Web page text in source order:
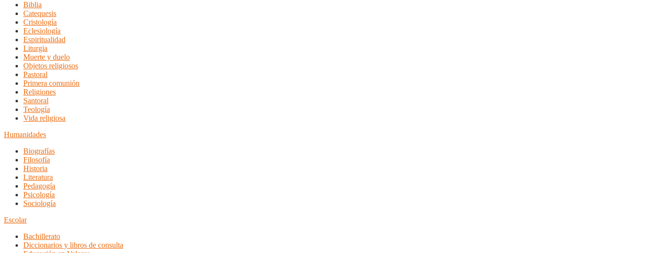
Biblia
Catequesis
Cristología
Eclesiología
Espiritualidad
Liturgia
Muerte y duelo
Objetos religiosos
Pastoral
Primera comunión
Religiones
Santoral
Teología
Vida religiosa
Humanidades
Biografías
Filosofía
Historia
Literatura
Pedagogía
Psicología
Sociología
Escolar
Bachillerato
Diccionarios y libros de consulta